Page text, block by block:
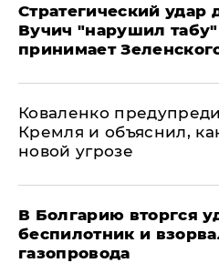
Стратегический удар
Вучич "нарушил
принимает
Коваленко
Кремля и объяснил,
новой угрозе
В Болгарию вторгся
беспилотник и
газопровода